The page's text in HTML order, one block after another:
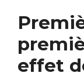
effet